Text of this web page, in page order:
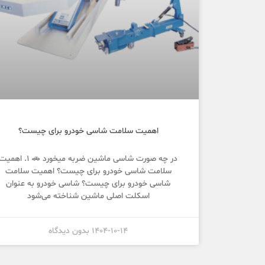
اهمیت سلامت شاسی خودرو برای چیست؟
در چه صورت شاسی ماشین ضربه میخورد 🚗 ۱.
سلامت شاسی خودرو برای چیست؟ اهمیت سلامت
شاسی خودرو برای چیست؟ شاسی خودرو به عنوان
اسکلت اصلی ماشین شناخته می‌شود
1404-10-14 بدون دیدگاه